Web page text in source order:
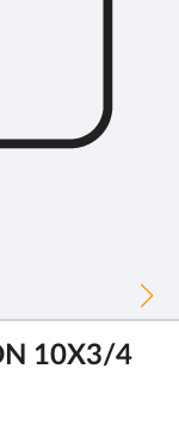
10X3/4